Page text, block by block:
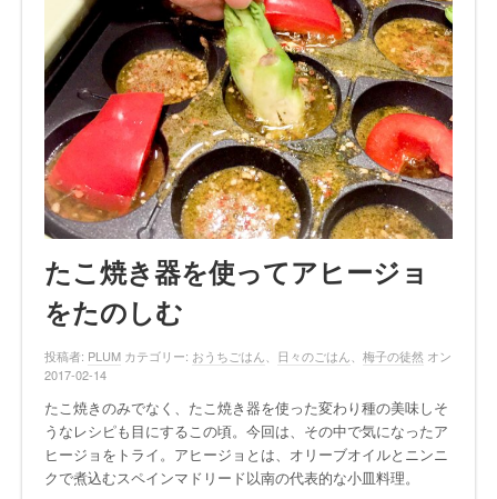
たこ焼き器を使ってアヒージョ
をたのしむ
投稿者: PLUM カテゴリー: おうちごはん 日々のごはん 梅子の徒然 オン
2017-02-14
たこ焼きのみでなく、たこ焼き器を使った変わり種の美味しそ
うなレシピも目にするこの頃。今回は、その中で気になったア
ヒージョをトライ。 アヒージョとは、オリーブオイルとニンニ
クで煮込むスペインマドリード以南の代表的な小皿料理。